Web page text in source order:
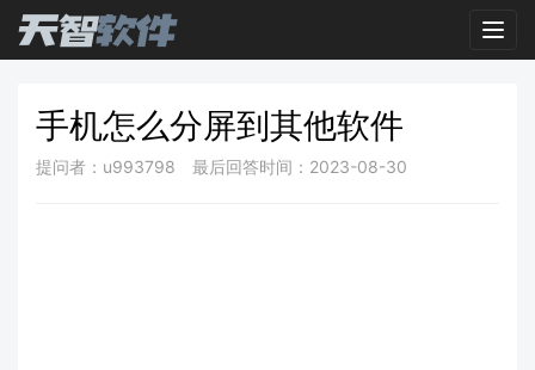
手机怎么分屏到其他软件
提问者：u993798 最后回答时间：2023-08-30